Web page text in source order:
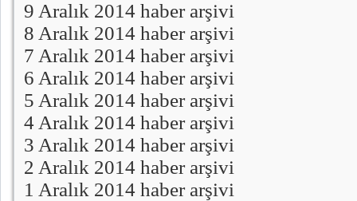
9 Aralık 2014 haber arşivi
8 Aralık 2014 haber arşivi
7 Aralık 2014 haber arşivi
6 Aralık 2014 haber arşivi
5 Aralık 2014 haber arşivi
4 Aralık 2014 haber arşivi
3 Aralık 2014 haber arşivi
2 Aralık 2014 haber arşivi
1 Aralık 2014 haber arşivi